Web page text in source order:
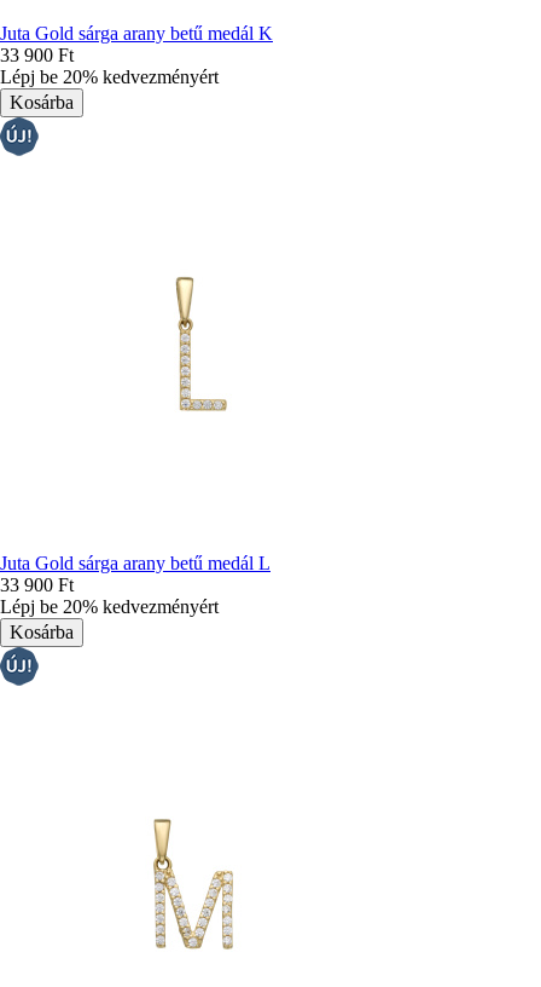
Juta Gold sárga arany betű medál K
33 900 Ft
Lépj be 20% kedvezményért
Juta Gold sárga arany betű medál L
33 900 Ft
Lépj be 20% kedvezményért